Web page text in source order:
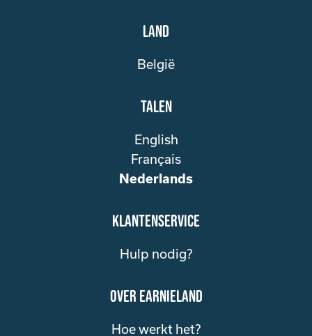
Land
België
Talen
English
Français
Nederlands
klantenservice
Hulp nodig?
over Earnieland
Hoe werkt het?